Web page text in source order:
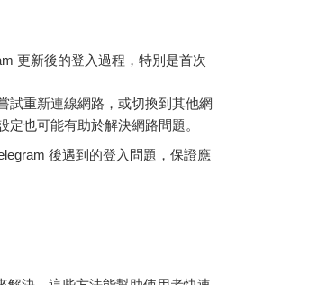
更新後的登入過程，特別是首次
試重新連線網路，或切換到其他網
也可能有助於解決網路問題。
後遇到的登入問題，保證應